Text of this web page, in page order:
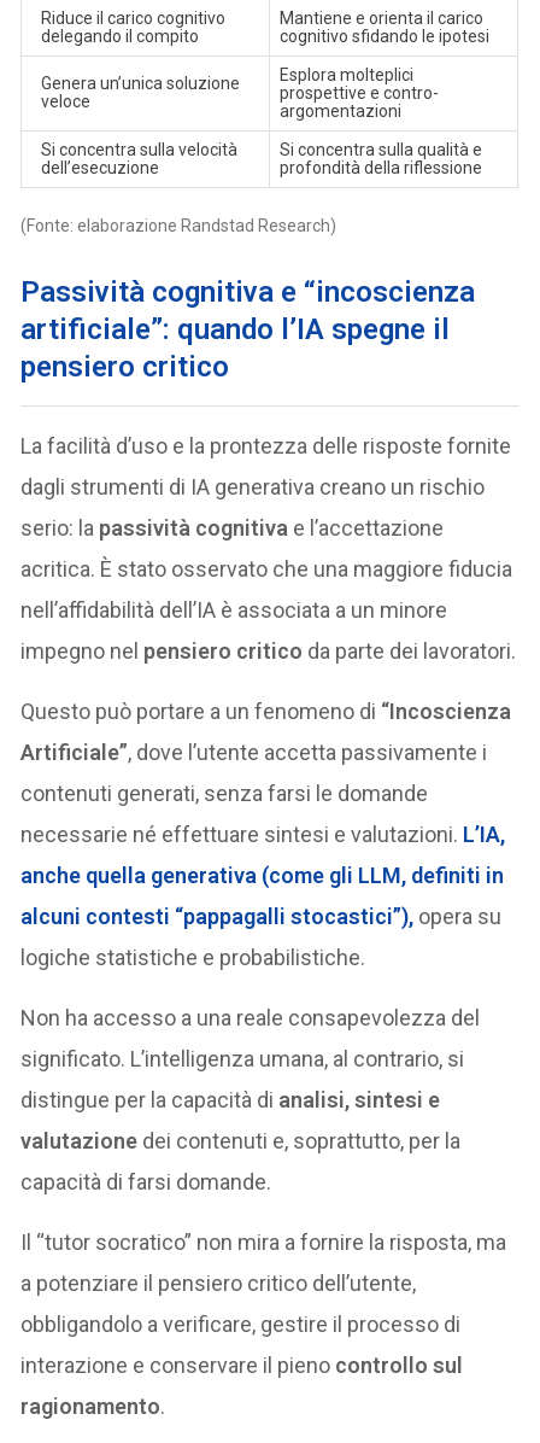
Riduce il carico cognitivo
delegando il compito
Mantiene e orienta il carico
cognitivo sfidando le ipotesi
Genera un’unica soluzione
veloce
Esplora molteplici
prospettive e contro-
argomentazioni
Si concentra sulla velocità
dell’esecuzione
Si concentra sulla qualità e
profondità della riflessione
(Fonte: elaborazione Randstad Research)
Passività cognitiva e “incoscienza
artificiale”: quando l’IA spegne il
pensiero critico
La facilità d’uso e la prontezza delle risposte fornite
dagli strumenti di IA generativa creano un rischio
serio: la passività cognitiva e l’accettazione
acritica. È stato osservato che una maggiore fiducia
nell’affidabilità dell’IA è associata a un minore
impegno nel pensiero critico da parte dei lavoratori.
Questo può portare a un fenomeno di “Incoscienza
Artificiale”, dove l’utente accetta passivamente i
contenuti generati, senza farsi le domande
necessarie né effettuare sintesi e valutazioni. L’IA,
anche quella generativa (come gli LLM, definiti in
alcuni contesti “pappagalli stocastici”), opera su
logiche statistiche e probabilistiche.
Non ha accesso a una reale consapevolezza del
significato. L’intelligenza umana, al contrario, si
distingue per la capacità di analisi, sintesi e
valutazione dei contenuti e, soprattutto, per la
capacità di farsi domande.
Il “tutor socratico” non mira a fornire la risposta, ma
a potenziare il pensiero critico dell’utente,
obbligandolo a verificare, gestire il processo di
interazione e conservare il pieno controllo sul
ragionamento.